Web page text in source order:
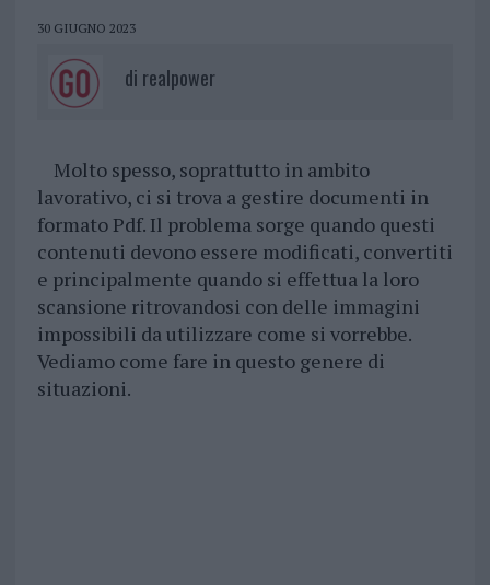
30 GIUGNO 2023
di realpower
Molto spesso, soprattutto in ambito
lavorativo, ci si trova a gestire documenti in
formato Pdf. Il problema sorge quando questi
contenuti devono essere modificati, convertiti
e principalmente quando si effettua la loro
scansione ritrovandosi con delle immagini
impossibili da utilizzare come si vorrebbe.
Vediamo come fare in questo genere di
situazioni.